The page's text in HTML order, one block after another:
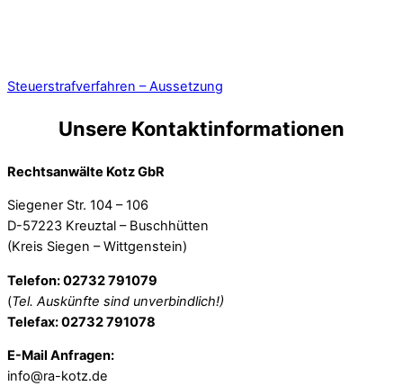
Steuerstrafverfahren – Aussetzung
Unsere Kontaktinformationen
Rechtsanwälte Kotz GbR
Siegener Str. 104 – 106
D-57223 Kreuztal – Buschhütten
(Kreis Siegen – Wittgenstein)
Telefon: 02732 791079
(Tel. Auskünfte sind unverbindlich!)
Telefax: 02732 791078
E-Mail Anfragen:
info@ra-kotz.de